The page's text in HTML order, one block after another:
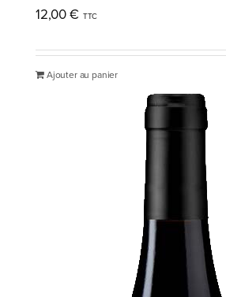
12,00€
Ajouter au panier